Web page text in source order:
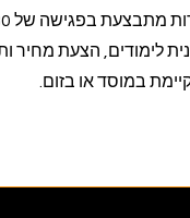
לימודים, הצעת מחיר
במוסד או בזום.